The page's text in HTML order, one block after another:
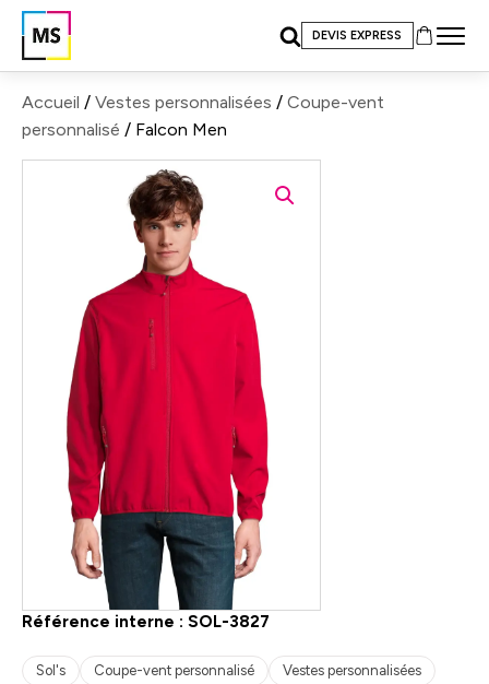
DEVIS EXPRESS
Accueil / Vestes personnalisées / Coupe-vent
personnalisé / Falcon Men
Référence interne : SOL-3827
Sol's Coupe-vent personnalisé Vestes personnalisées